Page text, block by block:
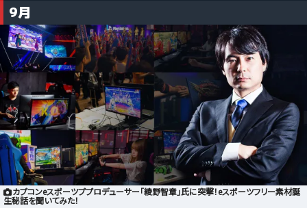
9月
カプコンeスポーツププロデューサー「綾野智章」氏に突撃！eスポーツフリー素材誕
生秘話を聞いてみた！